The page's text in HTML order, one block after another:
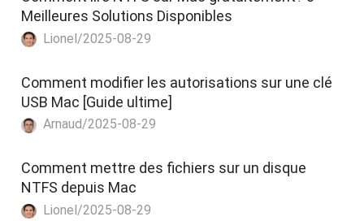
Meilleures Solutions Disponibles
Lionel/2025-08-29
Comment modifier les autorisations sur une clé
USB Mac [Guide ultime]
Arnaud/2025-08-29
Comment mettre des fichiers sur un disque
NTFS depuis Mac
Lionel/2025-08-29